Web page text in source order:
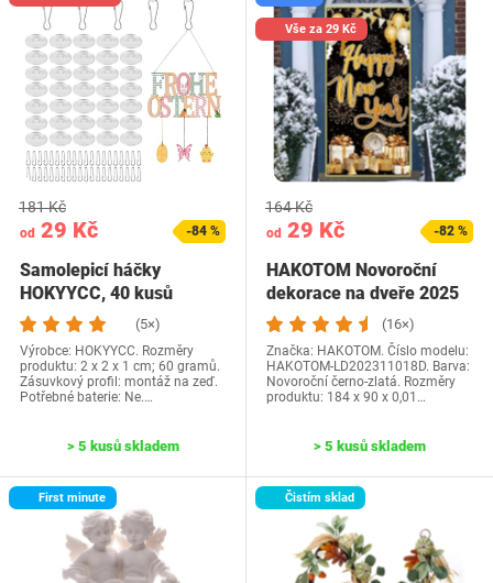
od 29 Kč
181 Kč
-84 %
Samolepicí háčky
HOKYYCC, 40 kusů
(5×)
Výrobce: ‎HOKYYCC. Rozměry
produktu: ‎2 x 2 x 1 cm; 60 gramů.
Zásuvkový profil: montáž na zeď.
Potřebné baterie: Ne.…
> 5 kusů skladem
Vše za 29 Kč
od 29 Kč
164 Kč
-82 %
HAKOTOM Novoroční
dekorace na dveře 2025
(16×)
Značka: HAKOTOM. Číslo modelu:
‎HAKOTOM-LD202311018D. Barva:
Novoroční černo-zlatá. Rozměry
produktu: ‎184 x 90 x 0,01…
> 5 kusů skladem
First minute Čistím sklad